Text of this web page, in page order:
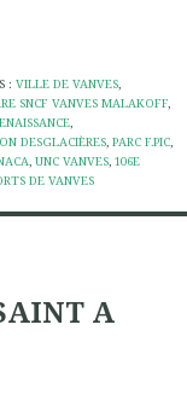
:VILLE DE VANVES,
SNCF VANVES MALAKOFF,
,
DESGLACIÈRES, PARC F.PIC,
, UNC VANVES, 106E
DE VANVES
A